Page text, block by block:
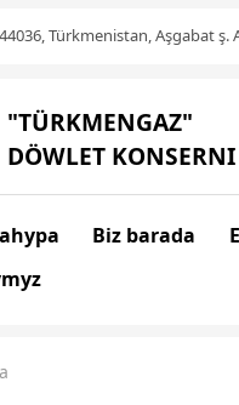
Türkmenistan, Aşgabat ş.
"TÜRKMENGAZ"
DÖWLET KONSERNI
Biz barada